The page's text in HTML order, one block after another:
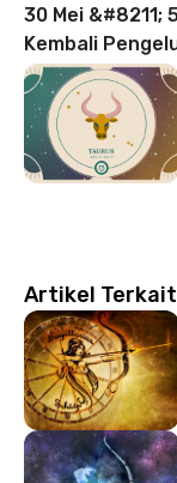
30 Mei &#8211;
Kembali
Artikel Terkait